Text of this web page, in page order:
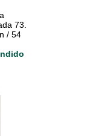
73.
/ 54